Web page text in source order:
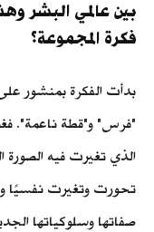
بين عالمي البشر
فكرة المجموعة؟
بدأت الفكرة بمنشور
"فرس" و"قطة ناعمة".
الذي تغيرت فيه الصورة
تحورت وتغيرت نفسيًا
صفاتها وسلوكياتها